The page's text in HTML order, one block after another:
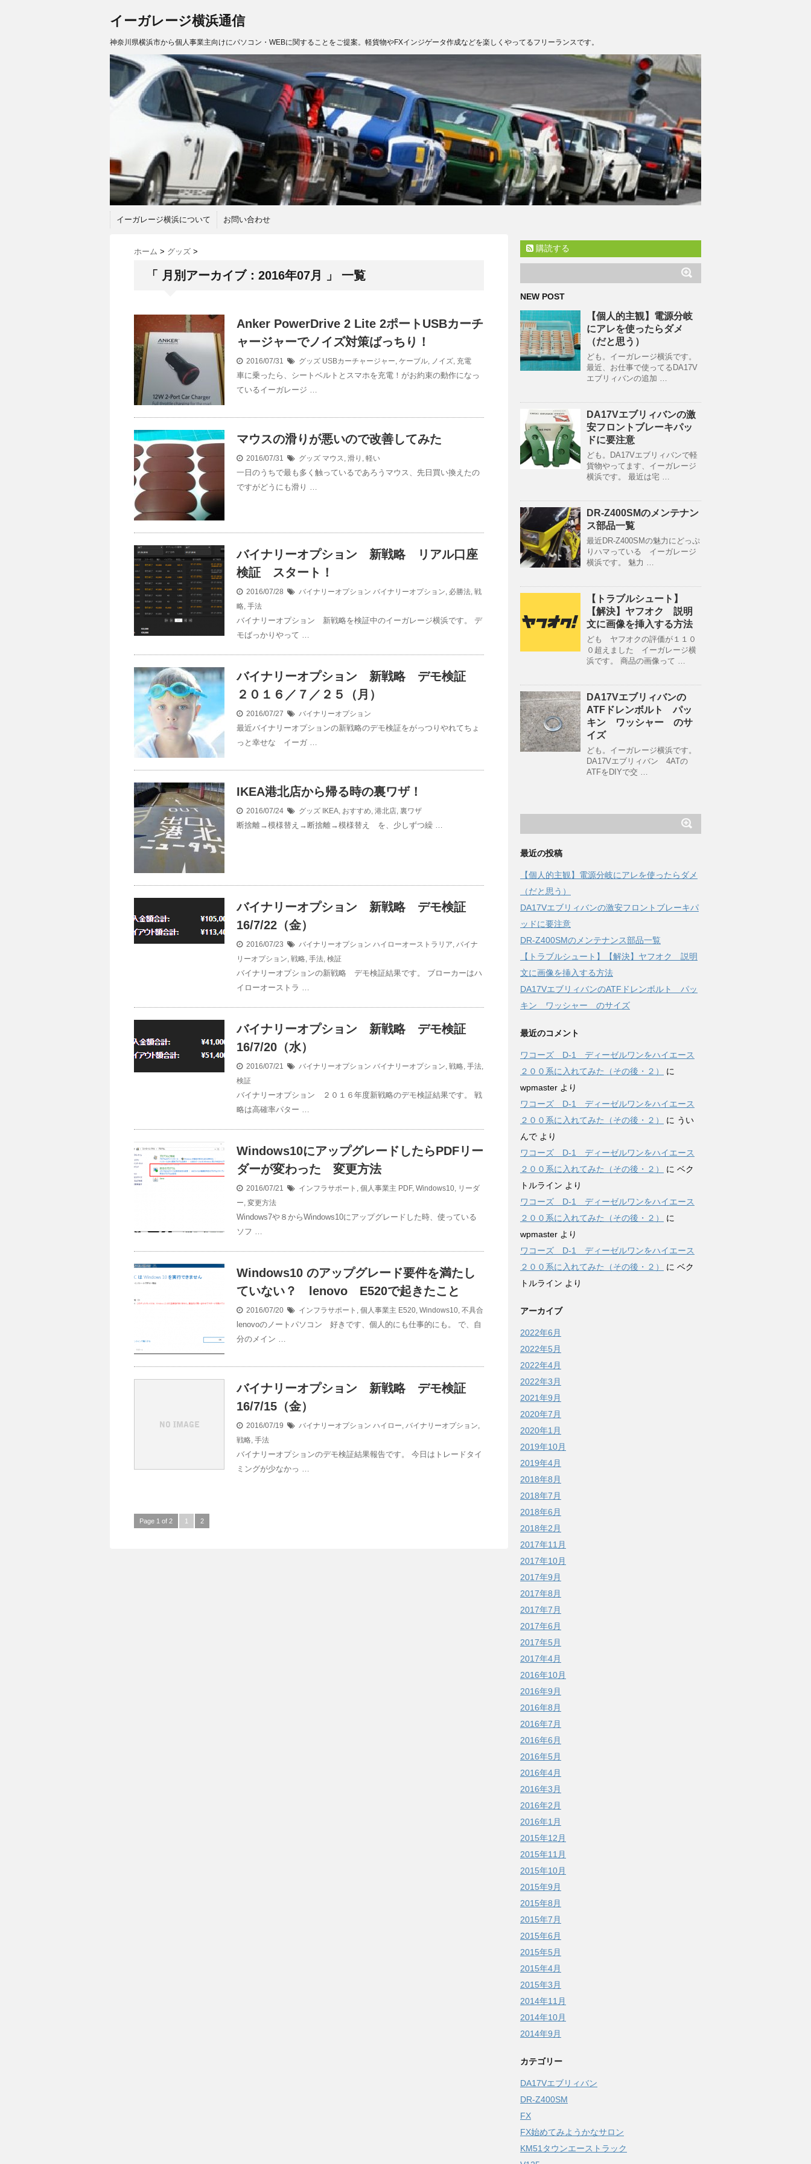
イーガレージ横浜通信
神奈川県横浜市から個人事業主向けにパソコン・WEBに関することをご提案。軽貨物やFXインジゲータ作成などを楽しくやってるフリーランスです。
イーガレージ横浜について お問い合わせ
ホーム > グッズ >
「 月別アーカイブ：2016年07月 」 一覧
Anker PowerDrive 2 Lite 2ポートUSBカーチ
ャージャーでノイズ対策ばっちり！
2016/07/31 グッズ USBカーチャージャー, ケーブル, ノイズ, 充電
車に乗ったら、シートベルトとスマホを充電！がお約束の動作になっ
ているイーガレージ …
マウスの滑りが悪いので改善してみた
2016/07/31 グッズ マウス, 滑り , 軽い
一日のうちで最も多く触っているであろうマウス、先日買い換えたの
ですがどうにも滑り …
バイナリーオプション 新戦略 リアル口座
検証 スタート！
2016/07/28 バイナリーオプション バイナリーオプション, 必勝法, 戦
略, 手法
バイナリーオプション 新戦略を検証中のイーガレージ横浜です。 デ
モばっかりやって …
バイナリーオプション 新戦略 デモ検証
２０１６／７／２５（月）
2016/07/27 バイナリーオプション
最近バイナリーオプションの新戦略のデモ検証をがっつりやれてちょ
っと幸せな イーガ …
IKEA港北店から帰る時の裏ワザ！
2016/07/24 グッズ IKEA, おすすめ, 港北店, 裏ワザ
断捨離→模様替え→断捨離→模様替え を、少しずつ繰 …
バイナリーオプション 新戦略 デモ検証
16/7/22（金）
2016/07/23 バイナリーオプション ハイローオーストラリア, バイナ
リーオプション, 戦略, 手法, 検証
バイナリーオプションの新戦略 デモ検証結果です。 ブローカーはハ
イローオーストラ …
バイナリーオプション 新戦略 デモ検証
16/7/20（水）
2016/07/21 バイナリーオプション バイナリーオプション, 戦略, 手法,
検証
バイナリーオプション ２０１６年度新戦略のデモ検証結果です。 戦
略は高確率パター …
Windows10にアップグレードしたらPDFリー
ダーが変わった 変更方法
2016/07/21 インフラサポート , 個人事業主 PDF, Windows10, リーダ
ー, 変更方法
Windows7や８からWindows10にアップグレードした時、使っている
ソフ …
Windows10 のアップグレード要件を満たし
ていない？ lenovo E520で起きたこと
2016/07/20 インフラサポート , 個人事業主 E520, Windows10, 不具合
lenovoのノートパソコン 好きです、個人的にも仕事的にも。 で、自
分のメイン …
バイナリーオプション 新戦略 デモ検証
16/7/15（金）
2016/07/19 バイナリーオプション ハイロー, バイナリーオプション,
戦略, 手法
バイナリーオプションのデモ検証結果報告です。 今日はトレードタイ
ミングが少なかっ …
Page 1 of 2 1 2
購読する
NEW POST
【個人的主観】電源分岐
にアレを使ったらダメ
（だと思う）
ども。イーガレージ横浜です。
最近、お仕事で使ってるDA17V
エブリィバンの追加 …
DA17Vエブリィバンの激
安フロントブレーキパッ
ドに要注意
ども。DA17Vエブリィバンで軽
貨物やってます、イーガレージ
横浜です。 最近は宅 …
DR-Z400SMのメンテナン
ス部品一覧
最近DR-Z400SMの魅力にどっぷ
りハマっている イーガレージ
横浜です。 魅力 …
【トラブルシュート】
【解決】ヤフオク 説明
文に画像を挿入する方法
ども ヤフオクの評価が１１０
０超えました イーガレージ横
浜です。 商品の画像って …
DA17Vエブリィバンの
ATFドレンボルト パッ
キン ワッシャー のサ
イズ
ども。イーガレージ横浜です。
DA17Vエブリィバン 4ATの
ATFをDIYで交 …
最近の投稿
【個人的主観】電源分岐にアレを使ったらダメ
（だと思う）
DA17Vエブリィバンの激安フロントブレーキパ
ッドに要注意
DR-Z400SMのメンテナンス部品一覧
【トラブルシュート】【解決】ヤフオク 説明
文に画像を挿入する方法
DA17VエブリィバンのATFドレンボルト パッ
キン ワッシャー のサイズ
最近のコメント
ワコーズ D-1 ディーゼルワンをハイエース
２００系に入れてみた（その後・２）
に
wpmaster より
ワコーズ D-1 ディーゼルワンをハイエース
２００系に入れてみた（その後・２）
に うい
んで より
ワコーズ D-1 ディーゼルワンをハイエース
２００系に入れてみた（その後・２）
に ベク
トルライン より
ワコーズ D-1 ディーゼルワンをハイエース
２００系に入れてみた（その後・２）
に
wpmaster より
ワコーズ D-1 ディーゼルワンをハイエース
２００系に入れてみた（その後・２）
に ベク
トルライン より
アーカイブ
2022年6月
2022年5月
2022年4月
2022年3月
2021年9月
2020年7月
2020年1月
2019年10月
2019年4月
2018年8月
2018年7月
2018年6月
2018年2月
2017年11月
2017年10月
2017年9月
2017年8月
2017年7月
2017年6月
2017年5月
2017年4月
2016年10月
2016年9月
2016年8月
2016年7月
2016年6月
2016年5月
2016年4月
2016年3月
2016年2月
2016年1月
2015年12月
2015年11月
2015年10月
2015年9月
2015年8月
2015年7月
2015年6月
2015年5月
2015年4月
2015年3月
2014年11月
2014年10月
2014年9月
カテゴリー
DA17Vエブリィバン
DR-Z400SM
FX
FX始めてみようかなサロン
KM51タウンエーストラック